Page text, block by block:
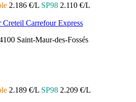
2.186 €/L SP98 2.110 €/L
Creteil Carrefour Express
Saint-Maur-des-Fossés
2.189 €/L SP98 2.209 €/L